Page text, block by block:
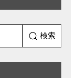
検索